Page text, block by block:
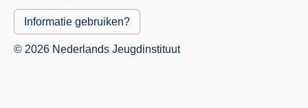
Informatie gebruiken?
© 2026 Nederlands Jeugdinstituut